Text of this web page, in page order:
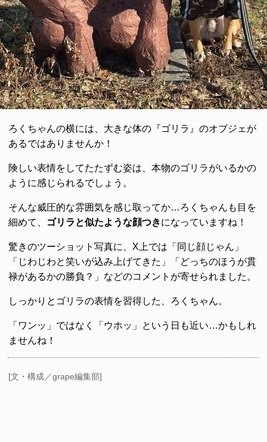
ろくちゃんの横には、大きな体の『ゴリラ』のオブジェが
あるではありませんか！
険しい表情をしてたたずむ姿は、本物のゴリラがいるかの
ように感じられるでしょう。
そんな威圧的な雰囲気を感じ取ってか…ろくちゃんも目を
細めて、
ゴリラと似たような顔つきになっていますね！
驚きのツーショット写真に、X上では「同じ顔じゃん」
「じわじわと笑いが込み上げてきた」「どっちのほうが貫
禄があるかの勝負？」などのコメントが寄せられました。
しっかりとゴリラの表情を習得した、ろくちゃん。
「ワンッ」ではなく「ウホッ」という日も近い…かもしれ
ませんね！
[文・構成／grape編集部]